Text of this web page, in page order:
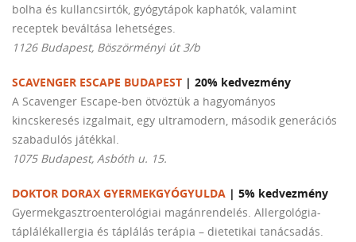
bolha és kullancsirtók, gyógytápok kaphatók, valamint
receptek beváltása lehetséges.
1126 Budapest, Böszörményi út 3/b
SCAVENGER ESCAPE BUDAPEST | 20% kedvezmény
A Scavenger Escape-ben ötvöztük a hagyományos
kincskeresés izgalmait, egy ultramodern, második generációs
szabadulós játékkal.
1075 Budapest, Asbóth u. 15.
DOKTOR DORAX GYERMEKGYÓGYULDA | 5% kedvezmény
Gyermekgasztroenterológiai magánrendelés. Allergológia-
táplálékallergia és táplálás terápia – dietetikai tanácsadás.